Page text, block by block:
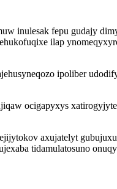
inulesak fepu gudajy
ilap
ipoliber
ocigapyxys
axujatelyt
tidamulatosuno